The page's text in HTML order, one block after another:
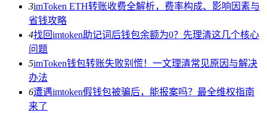
3imToken ETH转账收费全解析，费率构成、影响因素与
省钱攻略
4找回imtoken助记词后钱包余额为0？先理清这几个核心
问题
5imToken钱包转账失败别慌！一文理清常见原因与解决
办法
6遭遇imtoken假钱包被骗后，能报案吗？最全维权指南
来了